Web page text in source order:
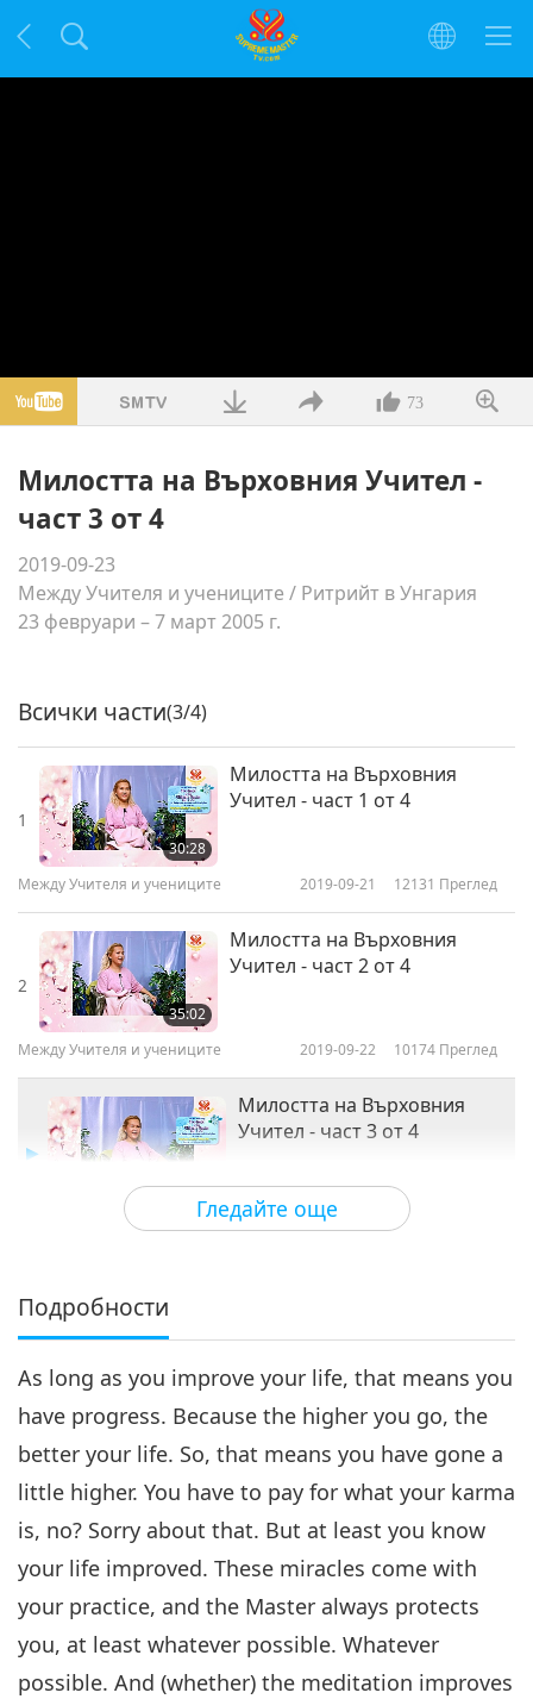
73
Милостта на Върховния Учител -
част 3 от 4
2019-09-23
Между Учителя и учениците / Ритрийт в Унгария
23 февруари – 7 март 2005 г.
Гледайте още
Всички части(3/4)
1
30:28
Милостта на Върховния
Учител - част 1 от 4
Между Учителя и учениците 2019-09-21 12131 Преглед
2
35:02
Милостта на Върховния
Учител - част 2 от 4
Между Учителя и учениците 2019-09-22 10174 Преглед
Милостта на Върховния
Учител - част 3 от 4
Между Учителя и учениците 2019-09-23 8232
4
32:39
Между Учителя и учениците 2019-09-24 8600Преглед
Подробности
As long as you improve your life, that means you
have progress. Because the higher you go, the
better your life. So, that means you have gone a
little higher. You have to pay for what your karma
is, no? Sorry about that. But at least you know
your life improved. These miracles come with
your practice, and the Master always protects
you, at least whatever possible. Whatever
possible. And (whether) the meditation improves